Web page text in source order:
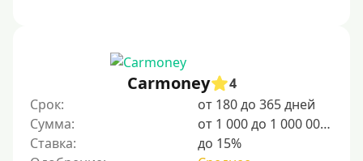
300 руб
400 руб
Carmoney
4
Срок:
от 180 до 365 дней
Сумма:
от 1 000 до 1 000 000 ₽
Ставка:
до 15%